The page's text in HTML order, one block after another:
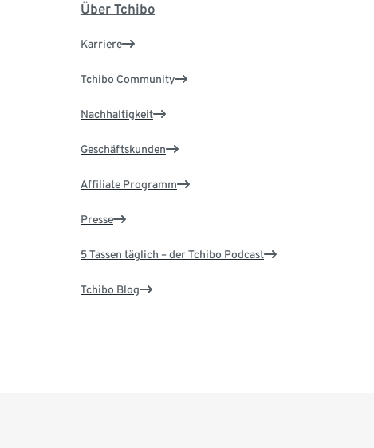
Über Tchibo
Karriere
Tchibo Community
Nachhaltigkeit
Geschäftskunden
Affiliate Programm
Presse
5 Tassen täglich – der Tchibo Podcast
Tchibo Blog